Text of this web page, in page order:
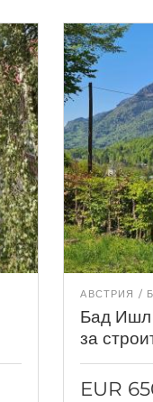
АВСТРИЯ
Бад Ишл
за
EUR